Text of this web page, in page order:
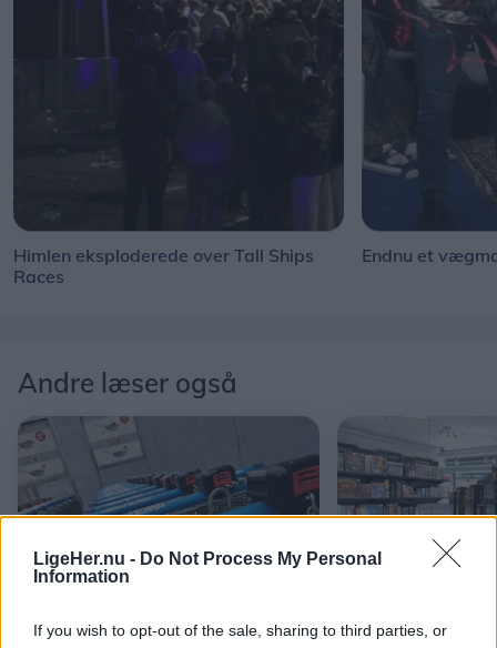
LigeHer.nu - Do Not Process My Personal
Information
If you wish to opt-out of the sale, sharing to third parties, or
Himlen eksploderede over Tall Ships
Races
Endnu et
Andre læser også